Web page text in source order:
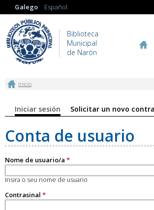
Galego Español
Biblioteca
Municipal
de Narón
Vostede está aquí
Inicio
Pestanas principais
Iniciar sesión (solapa activa)
Solicitar un novo
Conta de usuario
Nome de usuario/a *
Insira o seu nome de usuario
Contrasinal *